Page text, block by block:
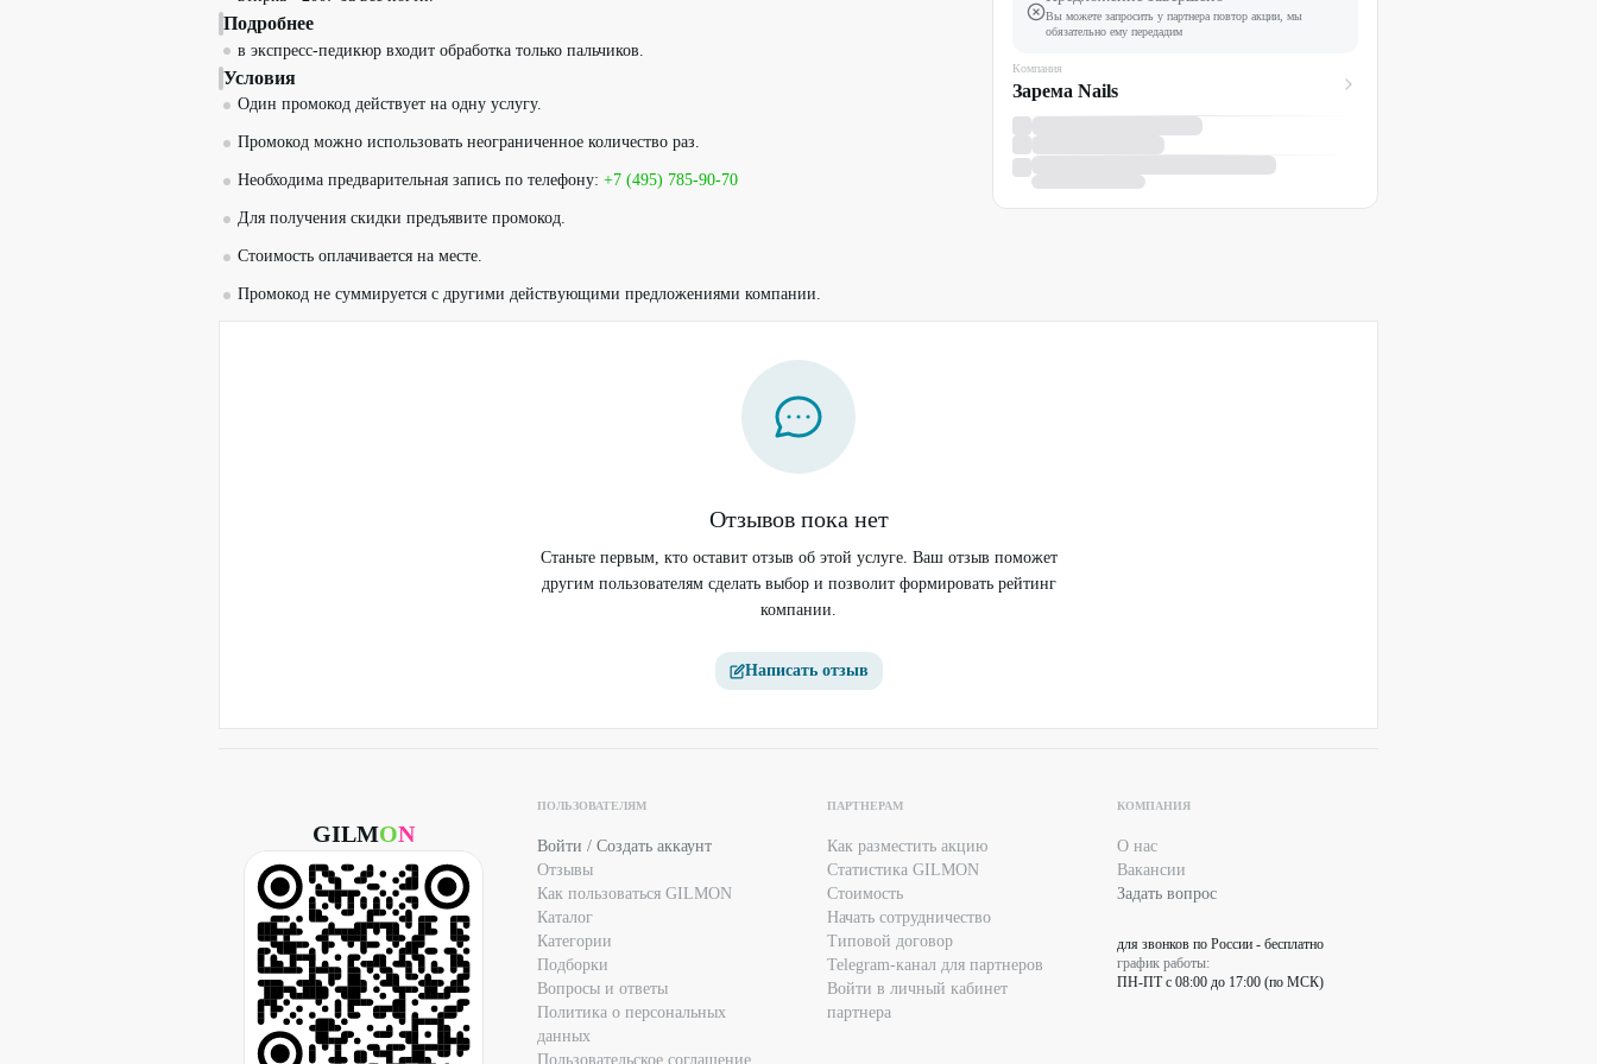
Подробнее
в экспресс-педикюр входит обработка только пальчиков.
Условия
Один промокод действует на одну услугу.
Промокод можно использовать неограниченное количество раз.
Необходима предварительная запись по телефону: +7 (495) 785-90-70
Для получения скидки предъявите промокод.
Стоимость оплачивается на месте.
Промокод не суммируется с другими действующими предложениями компании.
Вы можете запросить у партнера повтор акции, мы
обязательно ему передадим
Компания
Зарема Nails
Отзывов пока нет
Станьте первым, кто оставит отзыв об этой услуге. Ваш отзыв поможет
другим пользователям сделать выбор и позволит формировать рейтинг
компании.
Написать отзыв
GILMON
ПОЛЬЗОВАТЕЛЯМ
Войти / Создать аккаунт
Отзывы
Как пользоваться GILMON
Каталог
Категории
Подборки
Вопросы и ответы
Политика о персональных
данных
Пользовательское соглашение
ПАРТНЕРАМ
Как разместить акцию
Статистика GILMON
Стоимость
Начать сотрудничество
Типовой договор
Telegram-канал для партнеров
Войти в личный кабинет
партнера
КОМПАНИЯ
О нас
Вакансии
Задать вопрос
для звонков по России - бесплатно
график работы:
ПН-ПТ с 08:00 до 17:00 (по МСК)